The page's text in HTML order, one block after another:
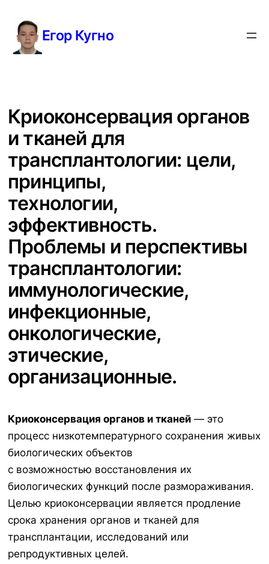
содержимому
Егор Кугно
Криоконсервация органов
и тканей для
трансплантологии: цели,
принципы,
технологии,
эффективность.
Проблемы и перспективы
трансплантологии:
иммунологические,
инфекционные,
онкологические,
этические,
организационные.
Криоконсервация органов и тканей — это
процесс низкотемпературного сохранения живых
биологических объектов
с возможностью восстановления их
биологических функций после размораживания.
Целью криоконсервации является продление
срока хранения органов и тканей для
трансплантации, исследований или
репродуктивных целей.